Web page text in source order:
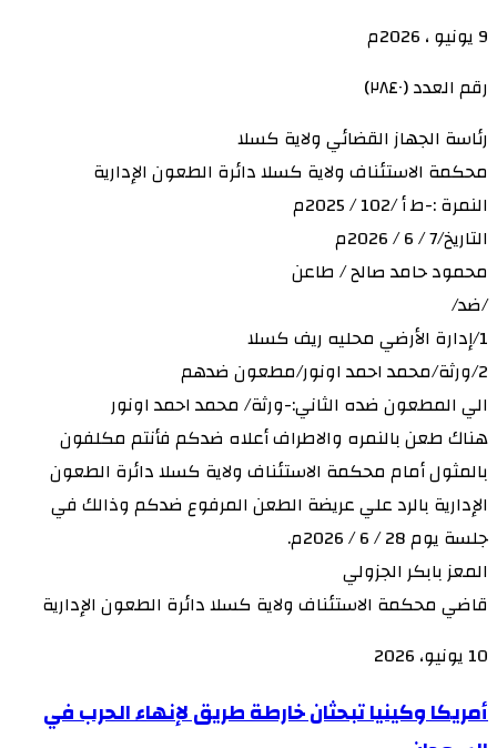
رقم العدد (٢٨٤٠)
رئاسة الجهاز القضائي ولاية كسلا
محكمة الاستئناف ولاية كسلا دائرة الطعون الإدارية
النمرة :-ط أ /102 / 2025م
التاريخ/7 / 6 / 2026م
محمود حامد صالح / طاعن
/ضد/
1/إدارة الأرضي محليه ريف كسلا
2/ورثة/محمد احمد اونور/مطعون ضدهم
الي المطعون ضده الثاني:-ورثة/ محمد احمد اونور
هناك طعن بالنمره والاطراف أعلاه ضدكم فأنتم مكلفون
بالمثول أمام محكمة الاستئناف ولاية كسلا دائرة الطعون
الإدارية بالرد علي عريضة الطعن المرفوع ضدكم وذالك في
جلسة يوم 28 / 6 / 2026م.
المعز بابكر الجزولي
قاضي محكمة الاستئناف ولاية كسلا دائرة الطعون الإدارية
10 يونيو، 2026
أمريكا
أمريكا وكينيا تبحثان خارطة طريق لإنهاء الحرب في